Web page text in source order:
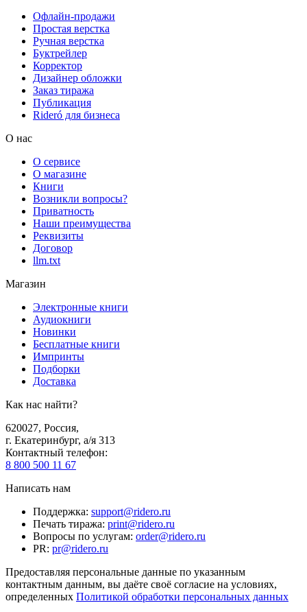
Офлайн-продажи
Простая верстка
Ручная верстка
Буктрейлер
Корректор
Дизайнер обложки
Заказ тиража
Публикация
Rideró для бизнеса
О нас
О сервисе
О магазине
Книги
Возникли вопросы?
Приватность
Наши преимущества
Реквизиты
Договор
llm.txt
Магазин
Электронные книги
Аудиокниги
Новинки
Бесплатные книги
Импринты
Подборки
Доставка
Как нас найти?
620027, Россия,
г. Екатеринбург, а/я 313
Контактный телефон:
8 800 500 11 67
Написать нам
Поддержка: support@ridero.ru
Печать тиража: print@ridero.ru
Вопросы по услугам: order@ridero.ru
PR: pr@ridero.ru
Предоставляя персональные данные по указанным
контактным данным, вы даёте своё согласие на условиях,
определенных Политикой обработки персональных данных